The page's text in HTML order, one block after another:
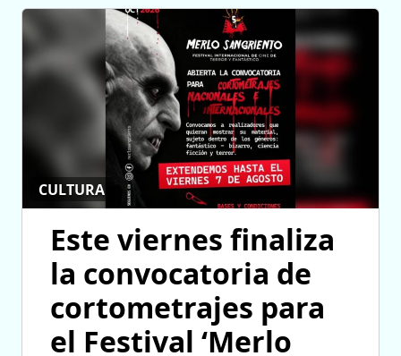
CULTURA
Este viernes finaliza
la convocatoria de
cortometrajes para
el Festival ‘Merlo